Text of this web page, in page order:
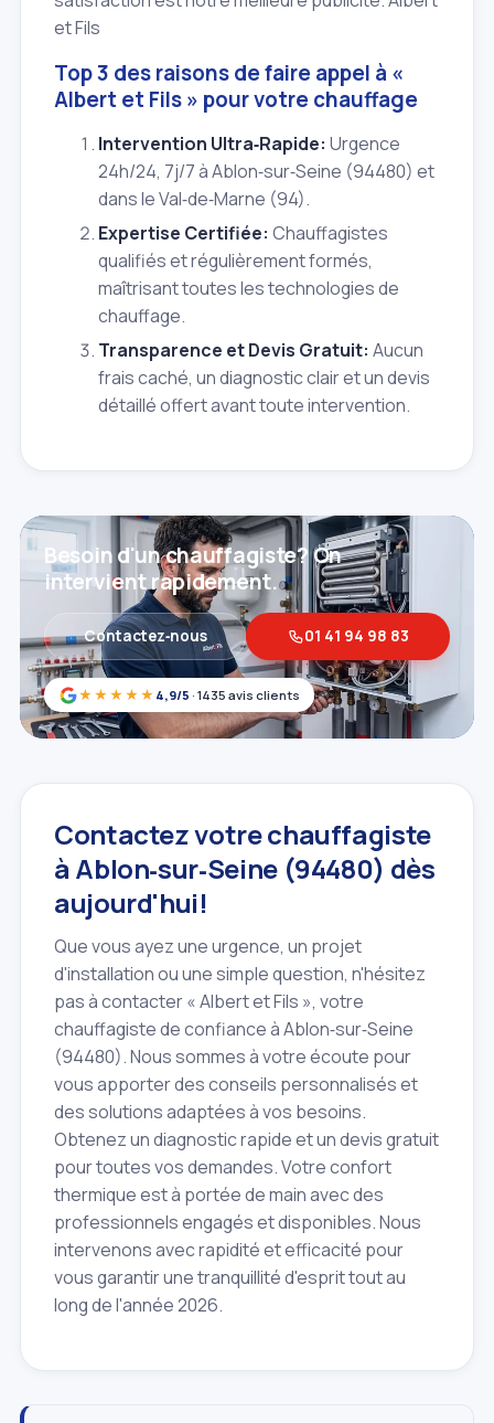
et Fils
Top 3 des raisons de faire appel à «
Albert et Fils » pour votre chauffage
Intervention Ultra‑Rapide: Urgence
24h/24, 7j/7 à Ablon‑sur‑Seine (94480) et
dans le Val‑de‑Marne (94).
Expertise Certifiée: Chauffagistes
qualifiés et régulièrement formés,
maîtrisant toutes les technologies de
chauffage.
Transparence et Devis Gratuit: Aucun
frais caché, un diagnostic clair et un devis
détaillé offert avant toute intervention.
★★★★★ 4,9/5 · 1435 avis clients
Besoin d'un chauffagiste? On
intervient rapidement.
Contactez‑nous 01 41 94 98 83
Contactez votre chauffagiste
à Ablon‑sur‑Seine (94480) dès
aujourd'hui!
Que vous ayez une urgence, un projet
d'installation ou une simple question, n'hésitez
pas à contacter « Albert et Fils », votre
chauffagiste de confiance à Ablon‑sur‑Seine
(94480). Nous sommes à votre écoute pour
vous apporter des conseils personnalisés et
des solutions adaptées à vos besoins.
Obtenez un diagnostic rapide et un devis gratuit
pour toutes vos demandes. Votre confort
thermique est à portée de main avec des
professionnels engagés et disponibles. Nous
intervenons avec rapidité et efficacité pour
vous garantir une tranquillité d'esprit tout au
long de l'année 2026.